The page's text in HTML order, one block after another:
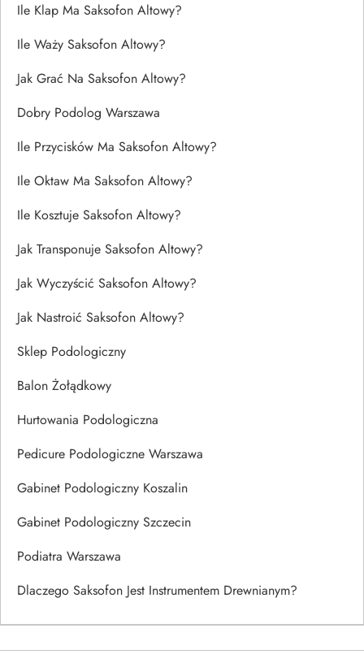
Ile Klap Ma Saksofon Altowy?
Ile Waży Saksofon Altowy?
Jak Grać Na Saksofon Altowy?
Dobry Podolog Warszawa
Ile Przycisków Ma Saksofon Altowy?
Ile Oktaw Ma Saksofon Altowy?
Ile Kosztuje Saksofon Altowy?
Jak Transponuje Saksofon Altowy?
Jak Wyczyścić Saksofon Altowy?
Jak Nastroić Saksofon Altowy?
Sklep Podologiczny
Balon Żołądkowy
Hurtowania Podologiczna
Pedicure Podologiczne Warszawa
Gabinet Podologiczny Koszalin
Gabinet Podologiczny Szczecin
Podiatra Warszawa
Dlaczego Saksofon Jest Instrumentem Drewnianym?